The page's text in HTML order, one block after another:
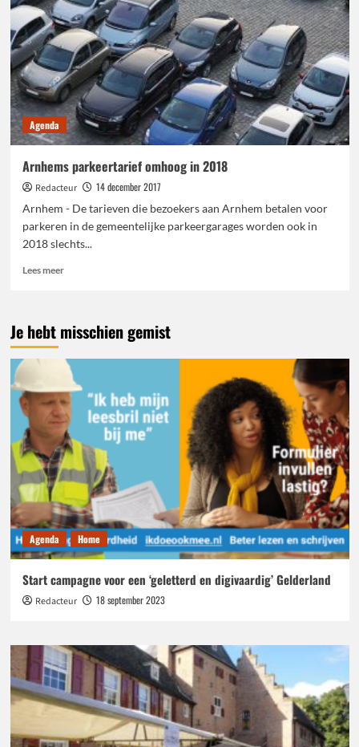
Agenda
Arnhems parkeertarief omhoog in 2018
Redacteur
14 december 2017
Arnhem - De tarieven die bezoekers aan Arnhem betalen voor
parkeren in de gemeentelijke parkeergarages worden ook in
2018 slechts...
Lees meerLees
parkeertarief
in
2018
Je hebt misschien gemist
Agenda Home
Start campagne voor een ‘geletterd en digivaardig’ Gelderland
Redacteur 18 september 2023